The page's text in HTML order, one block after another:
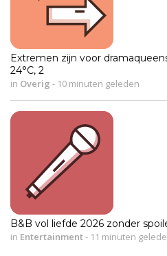
Extremen zijn voor
24°C, 2
in Overig - 10 minuten geleden
B&B vol liefde 2026 zonder
in Entertainment- 11 minuten